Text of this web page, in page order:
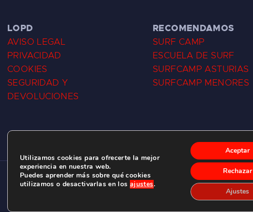
LOPD
AVISO LEGAL
PRIVACIDAD
COOKIES
SEGURIDAD Y
DEVOLUCIONES
RECOMENDAMOS
SURF CAMP
ESCUELA DE SURF
SURFCAMP ASTURIAS
SURFCAMP MENORES
CLUB DE SURF LAS DUNAS ©2026.
C/ BERNARDO ÁLVAREZ GALAN 1, SALINAS (ASTURIAS)
Utilizamos cookies para ofrecerte la mejor
experiencia en nuestra web.
Puedes aprender más sobre qué cookies
utilizamos o desactivarlas en los ajustes.
Aceptar
Rechazar
Ajustes